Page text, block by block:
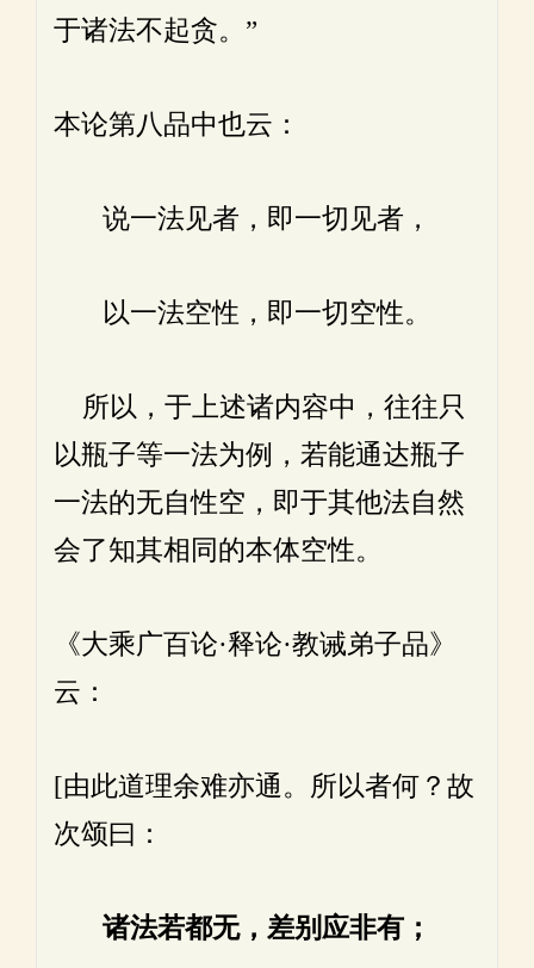
于诸法不起贪。”
本论第八品中也云：
说一法见者，即一切见者，
以一法空性，即一切空性。
所以，于上述诸内容中，往往只
以瓶子等一法为例，若能通达瓶子
一法的无自性空，即于其他法自然
会了知其相同的本体空性。
《大乘广百论·释论·教诫弟子品》
云：
[由此道理余难亦通。所以者何？故
次颂曰：
诸法若都无，差别应非有；